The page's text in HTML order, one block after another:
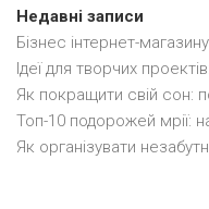
Недавні записи
Бізнес інтернет-
Ідеї для творчих
Як покращити свій сон:
Топ-10 подорожей мрії:
Як організувати